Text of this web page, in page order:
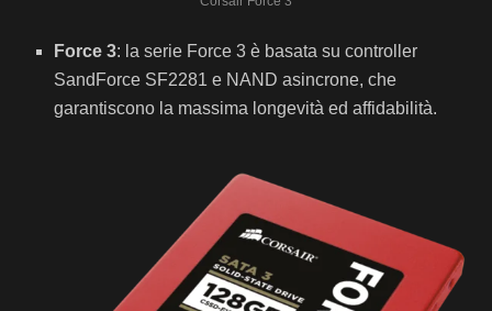
Force 3: la serie Force 3 è basata su controller
SandForce SF2281 e NAND asincrone, che
garantiscono la massima longevità ed affidabilità.